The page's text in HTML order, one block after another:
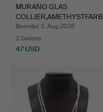
MURANO GLAS
COLLIER,AMETHYSTFARB
EN MIT VER…
Beendet 3. Aug 2026
3 Gebote
47 USD